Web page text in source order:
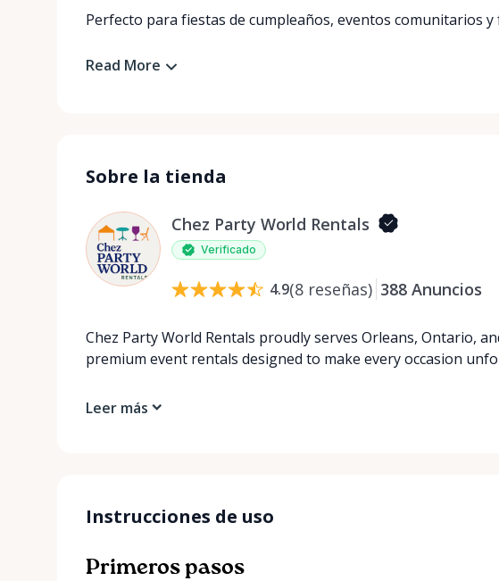
Perfecto para fiestas de cumpleaños, eventos comunitarios y
Read More
Sobre la tienda
Chez Party World Rentals
Verificado
4.9(8 reseñas) 388 Anuncios
Chez Party World Rentals proudly serves Orleans, Ontario,
premium event rentals designed to make every occasion
Leer más
Instrucciones de uso
Primeros pasos